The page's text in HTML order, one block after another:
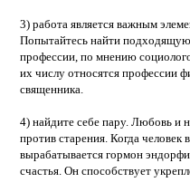
3) работа является важным
Попытайтесь найти
профессии, по мнению
их числу относятся профессии
священника.
4) найдите себе пару. Любовь и
против старения. Когда человек
вырабатывается гормон
счастья. Он способствует